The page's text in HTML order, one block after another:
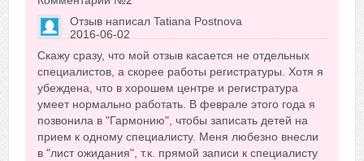
Отзыв написал Tatiana Postnova
2016-06-02
+2
Сказать друзьям об отзыве
Скажу сразу, что мой отзыв касается не отдельных
специалистов, а скорее работы регистратуры. Хотя я
убеждена, что в хорошем центре и регистратура
умеет нормально работать. В феврале этого года я
позвонила в "Гармонию", чтобы записать детей на
прием к одному специалисту. Меня любезно внесли
в "лист ожидания", т.к. прямой записи к специалисту